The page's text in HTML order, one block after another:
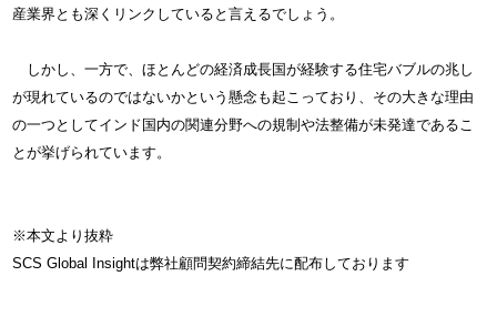
産業界とも深くリンクしていると言えるでしょう。
しかし、一方で、ほとんどの経済成長国が経験する住宅バブルの兆し
が現れているのではないかという懸念も起こっており、その大きな理由
の一つとしてインド国内の関連分野への規制や法整備が未発達であるこ
とが挙げられています。
※本文より抜粋
SCS Global Insightは弊社顧問契約締結先に配布しております